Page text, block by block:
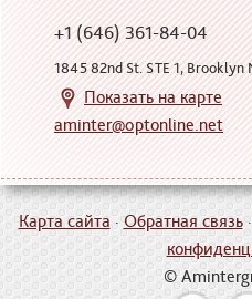
+1 (646) 361-84-04
1845 82nd St. STE 1, Brooklyn
Показать на карте
aminter@optonline.net
Карта сайта ·Обратная связь
©